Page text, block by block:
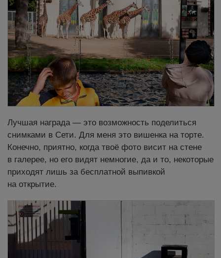
Лучшая награда — это возможность поделиться
снимками в Сети. Для меня это вишенка на торте.
Конечно, приятно, когда твоё фото висит на стене
в галерее, но его видят немногие, да и то, некоторые
приходят лишь за бесплатной выпивкой
на открытие.